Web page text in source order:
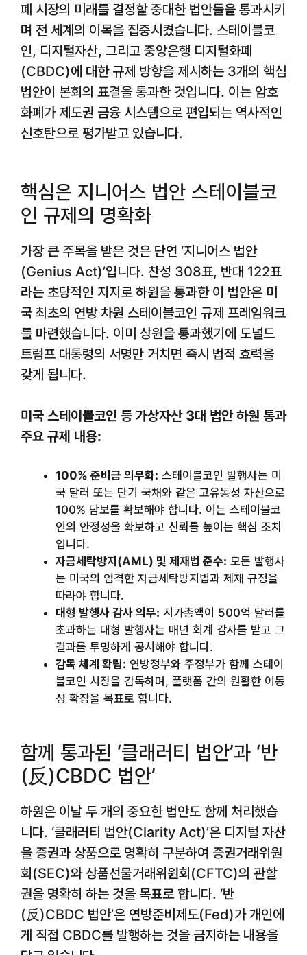
폐 시장의 미래를 결정할 중대한 법안들을 통과시키
며 전 세계의 이목을 집중시켰습니다. 스테이블코
인, 디지털자산, 그리고 중앙은행 디지털화폐
(CBDC)에 대한 규제 방향을 제시하는 3개의 핵심
법안이 본회의 표결을 통과한 것입니다. 이는 암호
화폐가 제도권 금융 시스템으로 편입되는 역사적인
신호탄으로 평가받고 있습니다.
핵심은 지니어스 법안 스테이블코
인 규제의 명확화
가장 큰 주목을 받은 것은 단연 ‘지니어스 법안
(Genius Act)’입니다. 찬성 308표, 반대 122표
라는 초당적인 지지로 하원을 통과한 이 법안은 미
국 최초의 연방 차원 스테이블코인 규제 프레임워크
를 마련했습니다. 이미 상원을 통과했기에 도널드
트럼프 대통령의 서명만 거치면 즉시 법적 효력을
갖게 됩니다.
미국 스테이블코인 등 가상자산 3대 법안 하원 통과
주요 규제 내용:
100% 준비금 의무화: 스테이블코인 발행사는 미
국 달러 또는 단기 국채와 같은 고유동성 자산으로
100% 담보를 확보해야 합니다. 이는 스테이블코
인의 안정성을 확보하고 신뢰를 높이는 핵심 조치
입니다.
자금세탁방지(AML) 및 제재법 준수: 모든 발행사
는 미국의 엄격한 자금세탁방지법과 제재 규정을
따라야 합니다.
대형 발행사 감사 의무: 시가총액이 500억 달러를
초과하는 대형 발행사는 매년 회계 감사를 받고 그
결과를 투명하게 공시해야 합니다.
감독 체계 확립: 연방정부와 주정부가 함께 스테이
블코인 시장을 감독하며, 플랫폼 간의 원활한 이동
성 확장을 목표로 합니다.
함께 통과된 ‘클래러티 법안’과 ‘반
(反)CBDC 법안’
하원은 이날 두 개의 중요한 법안도 함께 처리했습
니다. ‘클래러티 법안(Clarity Act)’은 디지털 자산
을 증권과 상품으로 명확히 구분하여 증권거래위원
회(SEC)와 상품선물거래위원회(CFTC)의 관할
권을 명확히 하는 것을 목표로 합니다. ‘반
(反)CBDC 법안’은 연방준비제도(Fed)가 개인에
게 직접 CBDC를 발행하는 것을 금지하는 내용을